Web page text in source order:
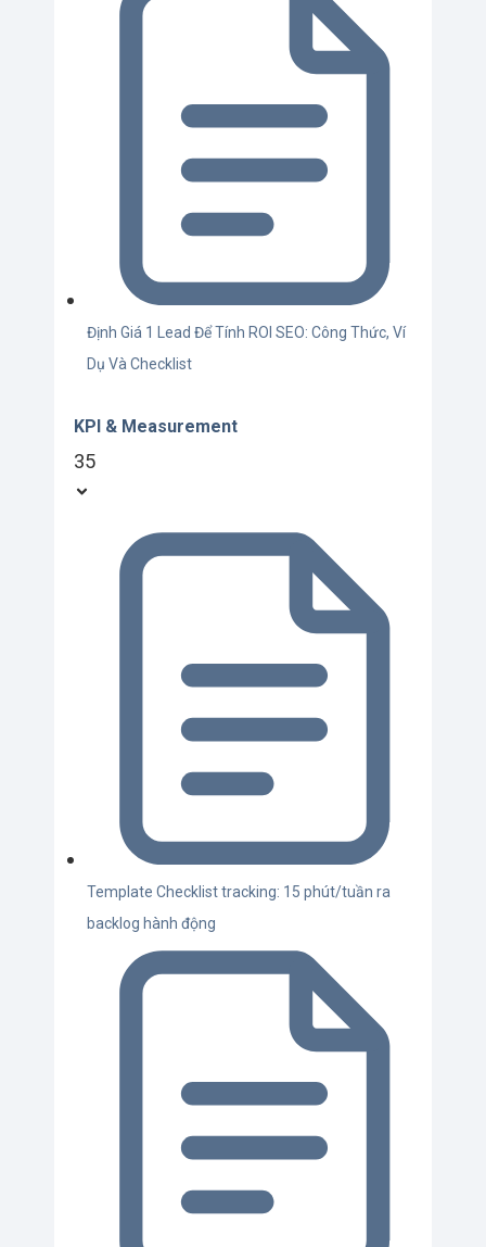
Định Giá 1 Lead Để Tính ROI SEO: Công Thức, Ví
Dụ Và Checklist
KPI & Measurement
35
Template Checklist tracking: 15 phút/tuần ra
backlog hành động